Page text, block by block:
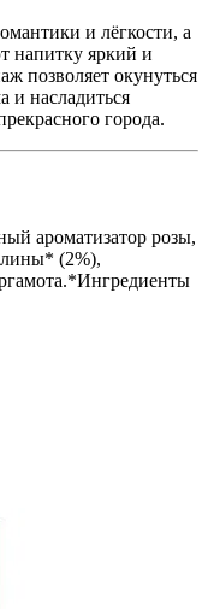
и лёгкости, а
напитку яркий и
позволяет окунуться
и насладиться
города.
ароматизатор розы,
(2%),